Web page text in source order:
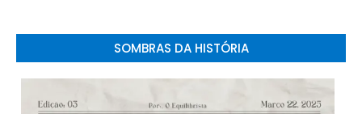
SOMBRAS DA HISTÓRIA